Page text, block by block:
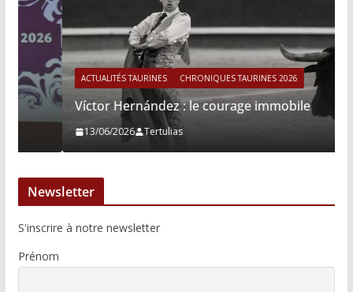
ACTUALITÉS TAURINES CHRONIQUES TAURINES 2026
Víctor Hernández : le courage immobile
13/06/2026 Tertulias
Newsletter
S'inscrire à notre newsletter
Prénom